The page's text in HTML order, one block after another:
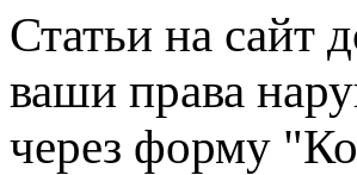
Статьи на сайт
ваши права
через форму